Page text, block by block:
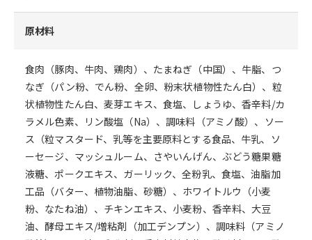
原材料
食肉（豚肉、牛肉、鶏肉）、たまねぎ（中国）、牛脂、つ
なぎ（パン粉、でん粉、全卵、粉末状植物性たん白）、粒
状植物性たん白、麦芽エキス、食塩、しょうゆ、香辛料/カ
ラメル色素、リン酸塩（Na）、調味料（アミノ酸）、ソー
ス（粒マスタード、乳等を主要原料とする食品、牛乳、ソ
ーセージ、マッシュルーム、さやいんげん、ぶどう糖果糖
液糖、ポークエキス、ガーリック、全粉乳、食塩、油脂加
工品（バター、植物油脂、砂糖）、ホワイトルウ（小麦
粉、なたね油）、チキンエキス、小麦粉、香辛料、大豆
油、酵母エキス/増粘剤（加工デンプン）、調味料（アミノ